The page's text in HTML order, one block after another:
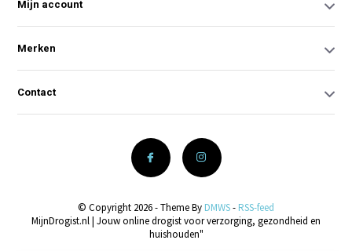
Mijn account
Merken
Contact
© Copyright 2026 - Theme By DMWS- RSS-feed
MijnDrogist.nl | Jouw online drogist voor verzorging, gezondheid en
huishouden"